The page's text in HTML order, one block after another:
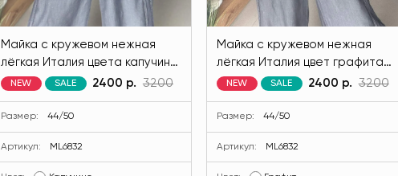
Майка с кружевом нежная
лёгкая Италия цвета капучино
MODLAV ML6832-28
NEW SALE 2400 р. 3200
Размер: 44/50
Артикул: ML6832
Майка с кружевом нежная
лёгкая Италия цвет графита
MODLAV ML6832-38
NEW SALE 2400 р. 3200
Размер: 44/50
Артикул: ML6832